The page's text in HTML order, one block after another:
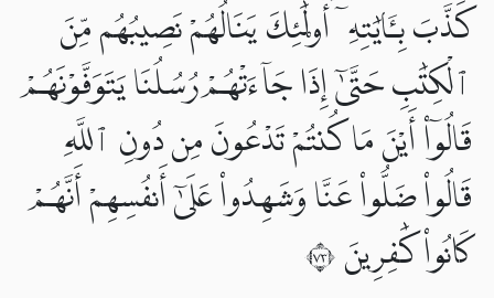
كَذَّبَ بِـَٔايَٰتِهِۦٓ أُو۟لَٰٓئِكَ يَنَالُهُمْ نَصِيبُهُم مِّنَ
ٱلْكِتَٰبِ حَتَّىٰٓ إِذَا جَآءَتْهُمْ رُسُلُنَا يَتَوَفَّوْنَهُمْ
قَالُوٓا۟ أَيْنَ مَا كُنتُمْ تَدْعُونَ مِن دُونِ ٱللَّهِ
قَالُوا۟ ضَلُّوا۟ عَنَّا وَشَهِدُوا۟ عَلَىٰٓ أَنفُسِهِمْ أَنَّهُمْ
كَانُوا۟ كَٰفِرِينَ ٣٧